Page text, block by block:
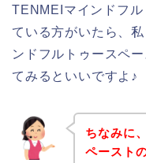
TENMEIマインドフ
ている方がいたら、
ンドフルトゥースペ
てみるといいですよ♪
ちなみに
ペースト